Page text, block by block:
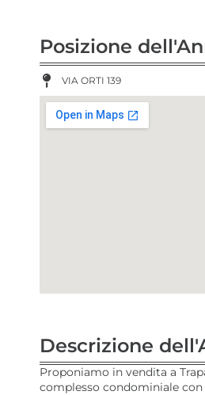
Posizione
VIA ORTI 139
Descrizione
Proponiamo in vendita a
complesso condominiale con